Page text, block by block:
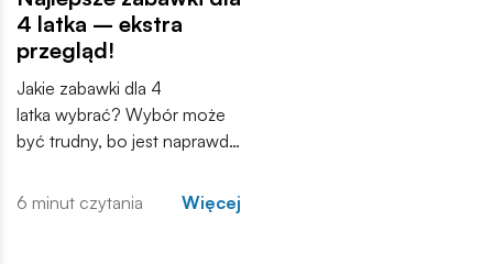
4 latka – ekstra
przegląd!
Jakie zabawki dla 4
latka wybrać? Wybór może
być trudny, bo jest naprawdę
pierwszy rzut oka wiadomo
6 minut czytania Więcej